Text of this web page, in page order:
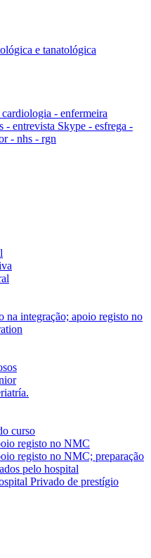
e tanatológica
- enfermeira
- entrevista Skype - esfrega -
- nhs - rgn
na integração; apoio registo no
curso
registo no NMC
registo no NMC; preparação
pelo hospital
Privado de prestígio